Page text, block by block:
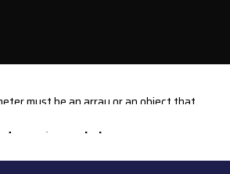
must be an array or an object that
index.php